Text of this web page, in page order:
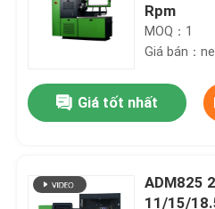
Rpm
MOQ：1
Giá bán：
Giá tốt nhất
ADM825
11/15/